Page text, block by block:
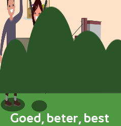
Programma
Sprekers
Blokkenschema
Goed, beter, best